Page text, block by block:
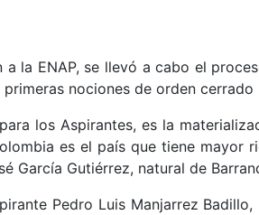
a la ENAP, se llevó a cabo el
nociones de orden
los Aspirantes, es la
es el país que tiene mayor
García Gutiérrez, natural de
Pedro Luis Manjarrez